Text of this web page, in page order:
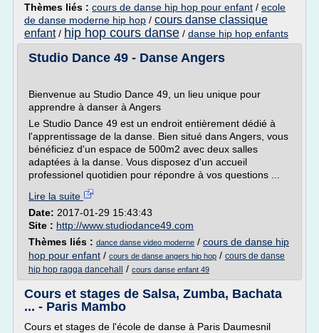
Thèmes liés : cours de danse hip hop pour enfant / ecole
de danse moderne hip hop / cours danse classique
enfant/ hip hop cours danse / danse hip hop enfants
Studio Dance 49 - Danse Angers
Bienvenue au Studio Dance 49, un lieu unique pour
apprendre à danser à Angers
Le Studio Dance 49 est un endroit entièrement dédié à
l'apprentissage de la danse. Bien situé dans Angers, vous
bénéficiez d'un espace de 500m2 avec deux salles
adaptées à la danse. Vous disposez d'un accueil
professionel quotidien pour répondre à vos questions ...
Lire la suite
Date: 2017-01-29 15:43:43
Site : http://www.studiodance49.com
Thèmes liés : dance danse video moderne / cours de danse hip
hop pour enfant / cours de danse angers hip hop / cours de danse
hip hop ragga dancehall
/ cours danse enfant 49
Cours et stages de Salsa, Zumba, Bachata
... - Paris Mambo
Cours et stages de l'école de danse à Paris Daumesnil